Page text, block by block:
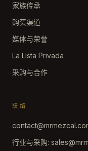
家族传承
购买渠道
媒体与荣誉
La Lista Privada
采购与合作
联络
行业与采购: